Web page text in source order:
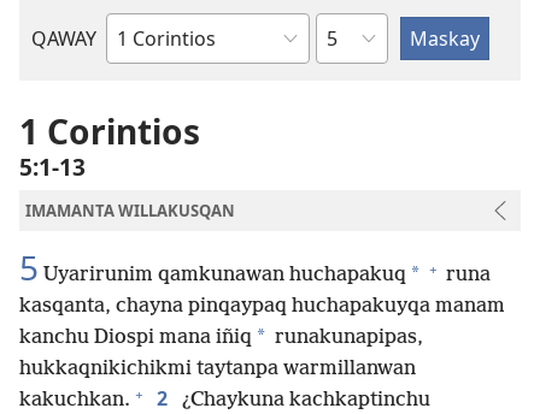
QAWAY
Bibliapa
kaq
capitulo
1 Corintios
5:1-13
IMAMANTA WILLAKUSQAN
5 Uyarirunim qamkunawan huchapakuq * + runa
kasqanta, chayna pinqaypaq huchapakuyqa manam
kanchu Diospi mana iñiq * runakunapipas,
hukkaqnikichikmi taytanpa warmillanwan
kakuchkan. + 2
¿Chaykuna kachkaptinchu